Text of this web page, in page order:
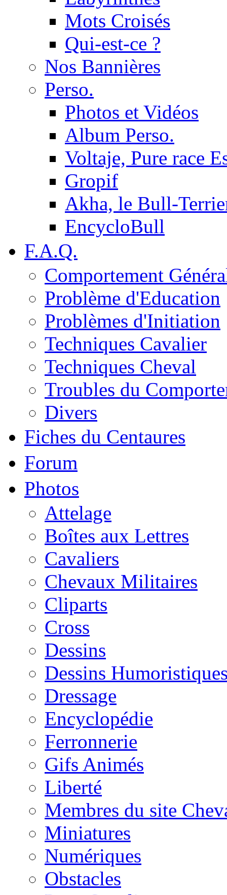
Mots Croisés
Qui-est-ce ?
Nos Bannières
Perso.
Photos et Vidéos
Album Perso.
Voltaje, Pure race
Gropif
Akha, le Bull-
EncycloBull
F.A.Q.
Comportement
Problème d'Education
Problèmes d'Initiation
Techniques Cavalier
Techniques Cheval
Troubles du
Divers
Fiches du Centaures
Forum
Photos
Attelage
Boîtes aux Lettres
Cavaliers
Chevaux Militaires
Cliparts
Cross
Dessins
Dessins
Dressage
Encyclopédie
Ferronnerie
Gifs Animés
Liberté
Membres du site
Miniatures
Numériques
Obstacles